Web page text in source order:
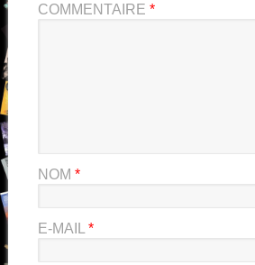
COMMENTAIRE *
NOM *
E-MAIL *